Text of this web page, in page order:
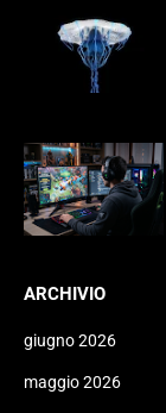
ARCHIVIO
giugno 2026
maggio 2026